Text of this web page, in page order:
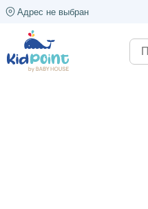
Адрес не выбран